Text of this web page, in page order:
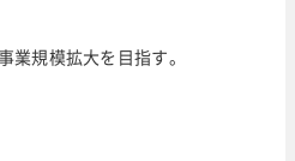
業規模拡大を目指す。